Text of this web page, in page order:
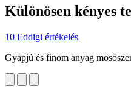
Különösen kényes
10 Eddigi értékelés
Gyapjú és finom anyag